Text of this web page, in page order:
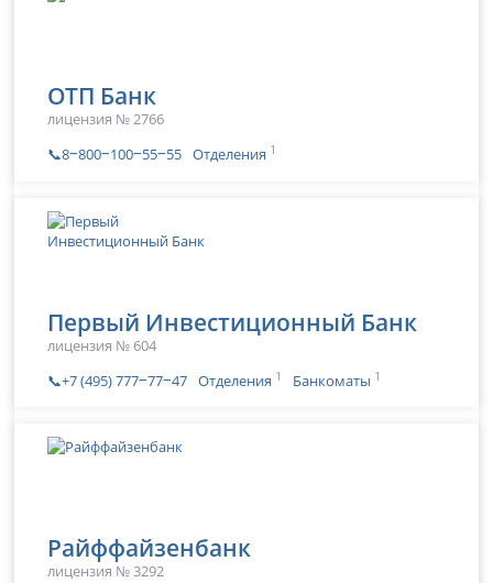
ОТП Банк
лицензия № 2766
📞8‒800‒100‒55‒55 Отделения 1
Первый Инвестиционный Банк
лицензия № 604
📞+7 (495) 777‒77‒47 Отделения 1 Банкоматы 1
Райффайзенбанк
лицензия № 3292